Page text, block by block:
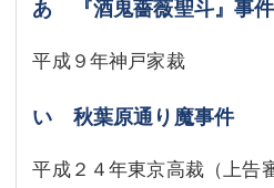
あ 『酒鬼薔薇聖斗』事件
平成９年神戸家裁
い 秋葉原通り魔事件
平成２４年東京高裁（上告